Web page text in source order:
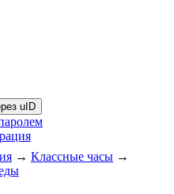
uID
→ Классные часы →